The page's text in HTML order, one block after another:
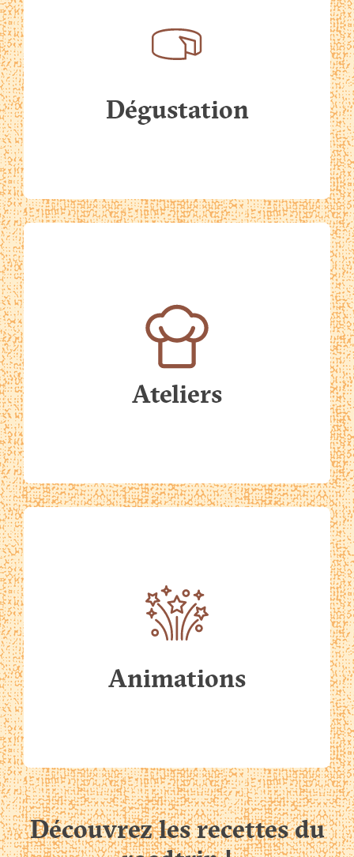
Dégustation
Ateliers
Animations
Découvrez les recettes du